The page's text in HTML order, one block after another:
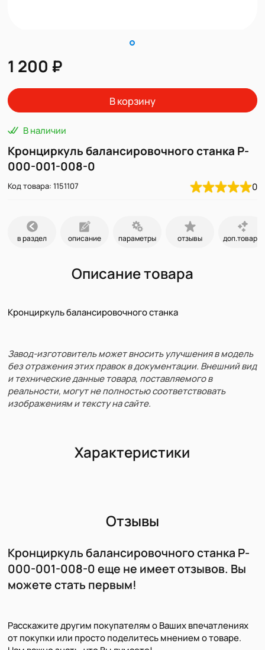
1 200 ₽
В корзину
В наличии
Кронциркуль балансировочного станка P-
000-001-008-0
Код товара: 1151107 0
в раздел описание параметры отзывы доп.товары
Описание товара
Кронциркуль балансировочного станка
Завод-изготовитель может вносить улучшения в модель
без отражения этих правок в документации. Внешний вид
и технические данные товара, поставляемого в
реальности, могут не полностью соответствовать
изображениям и тексту на сайте.
Характеристики
Отзывы
Кронциркуль балансировочного станка P-
000-001-008-0 еще не имеет отзывов. Вы
можете стать первым!
Расскажите другим покупателям о Ваших впечатлениях
от покупки или просто поделитесь мнением о товаре.